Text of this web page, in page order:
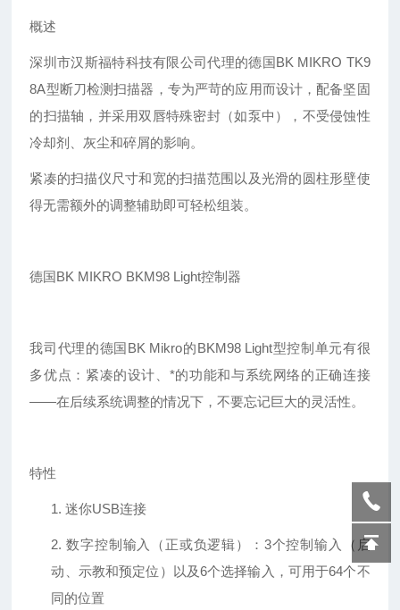
概述
深圳市汉斯福特科技有限公司代理的德国BK MIKRO TK9
8A型断刀检测扫描器，专为严苛的应用而设计，配备坚固
的扫描轴，并采用双唇特殊密封（如泵中），不受侵蚀性
冷却剂、灰尘和碎屑的影响。
紧凑的扫描仪尺寸和宽的扫描范围以及光滑的圆柱形壁使
得无需额外的调整辅助即可轻松组装。
德国BK MIKRO BKM98 Light控制器
我司代理的德国BK Mikro的BKM98 Light型控制单元有很
多优点：紧凑的设计、*的功能和与系统网络的正确连接
——在后续系统调整的情况下，不要忘记巨大的灵活性。
特性
1.迷你USB连接
2.数字控制输入（正或负逻辑）： 3个控制输入（启
动、示教和预定位）以及6个选择输入，可用于64个不
同的位置